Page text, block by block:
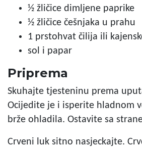
½ žličice dimljene paprike
½ žličice češnjaka u prahu
1 prstohvat čilija ili
sol i papar
Priprema
Skuhajte tjesteninu prema
Ocijedite je i isperite hladnom
brže ohladila. Ostavite sa
Crveni luk sitno nasjeckajte.